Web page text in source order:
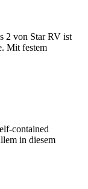
2 von Star RV ist
Mit festem
contained
in diesem